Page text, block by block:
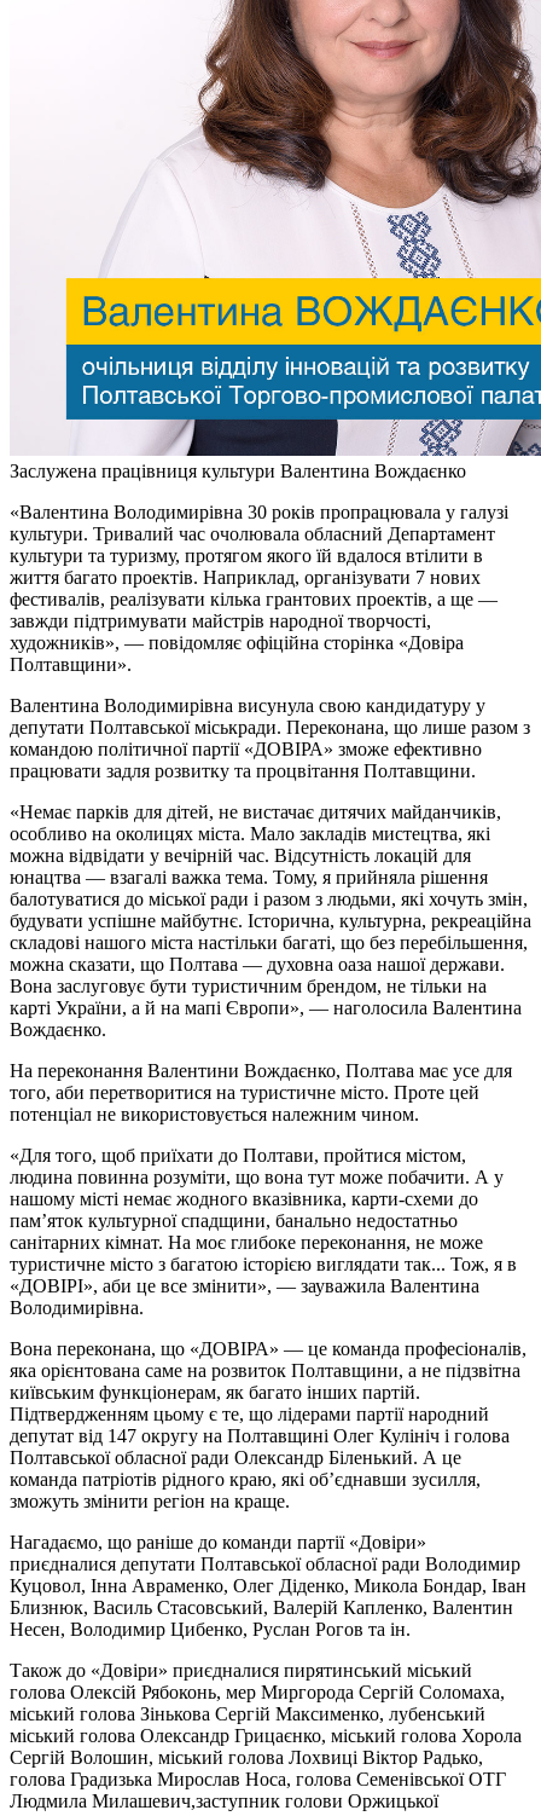
Заслужена працівниця культури Валентина Вождаєнко
«Валентина Володимирівна 30 років пропрацювала у галузі
культури. Тривалий час очолювала обласний Департамент
культури та туризму, протягом якого їй вдалося втілити в
життя багато проектів. Наприклад, організувати 7 нових
фестивалів, реалізувати кілька грантових проектів, а ще —
завжди підтримувати майстрів народної творчості,
художників», — повідомляє офіційна сторінка «Довіра
Полтавщини».
Валентина Володимирівна висунула свою кандидатуру у
депутати Полтавської міськради. Переконана, що лише разом з
командою політичної партії «ДОВІРА» зможе ефективно
працювати задля розвитку та процвітання Полтавщини.
«Немає парків для дітей, не вистачає дитячих майданчиків,
особливо на околицях міста. Мало закладів мистецтва, які
можна відвідати у вечірній час. Відсутність локацій для
юнацтва — взагалі важка тема. Тому, я прийняла рішення
балотуватися до міської ради і разом з людьми, які хочуть змін,
будувати успішне майбутнє. Історична, культурна, рекреаційна
складові нашого міста настільки багаті, що без перебільшення,
можна сказати, що Полтава — духовна оаза нашої держави.
Вона заслуговує бути туристичним брендом, не тільки на
карті України, а й на мапі Європи», — наголосила Валентина
Вождаєнко.
На переконання Валентини Вождаєнко, Полтава має усе для
того, аби перетворитися на туристичне місто. Проте цей
потенціал не використовується належним чином.
«Для того, щоб приїхати до Полтави, пройтися містом,
людина повинна розуміти, що вона тут може побачити. А у
нашому місті немає жодного вказівника, карти-схеми до
пам’яток культурної спадщини, банально недостатньо
санітарних кімнат. На моє глибоке переконання, не може
туристичне місто з багатою історією виглядати так... Тож, я в
«ДОВІРІ», аби це все змінити», — зауважила Валентина
Володимирівна.
Вона переконана, що «ДОВІРА» — це команда професіоналів,
яка орієнтована саме на розвиток Полтавщини, а не підзвітна
київським функціонерам, як багато інших партій.
Підтвердженням цьому є те, що лідерами партії народний
депутат від 147 округу на Полтавщині Олег Кулініч і голова
Полтавської обласної ради Олександр Біленький. А це
команда патріотів рідного краю, які об’єднавши зусилля,
зможуть змінити регіон на краще.
Нагадаємо, що раніше до команди партії «Довіри»
приєдналися депутати Полтавської обласної ради Володимир
Куцовол, Інна Авраменко, Олег Діденко, Микола Бондар, Іван
Близнюк, Василь Стасовський, Валерій Капленко, Валентин
Несен, Володимир Цибенко, Руслан Рогов та ін.
Також до «Довіри» приєдналися пирятинський міський
голова Олексій Рябоконь, мер Миргорода Сергій Соломаха,
міський голова Зінькова Сергій Максименко, лубенський
міський голова Олександр Грицаєнко, міський голова Хорола
Сергій Волошин, міський голова Лохвиці Віктор Радько,
голова Градизька Мирослав Носа, голова Семенівської ОТГ
Людмила Милашевич,заступник голови Оржицької